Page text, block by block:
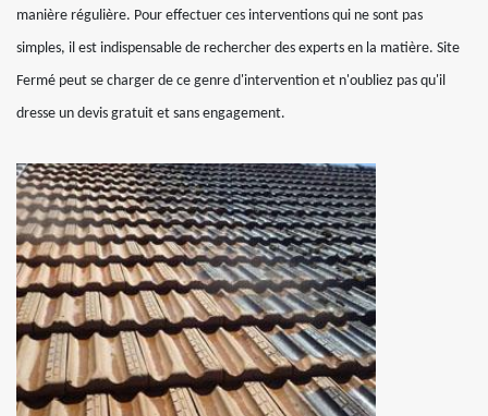
manière régulière. Pour effectuer ces interventions qui ne sont pas
simples, il est indispensable de rechercher des experts en la matière. Site
Fermé peut se charger de ce genre d'intervention et n'oubliez pas qu'il
dresse un devis gratuit et sans engagement.